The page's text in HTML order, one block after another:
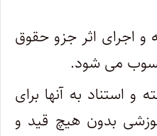
و اجرای اثر جزو حقوق
می شود.
و استناد به آنها برای
بدون هیچ قید و